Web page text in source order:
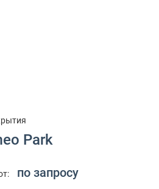
Park
по запросу